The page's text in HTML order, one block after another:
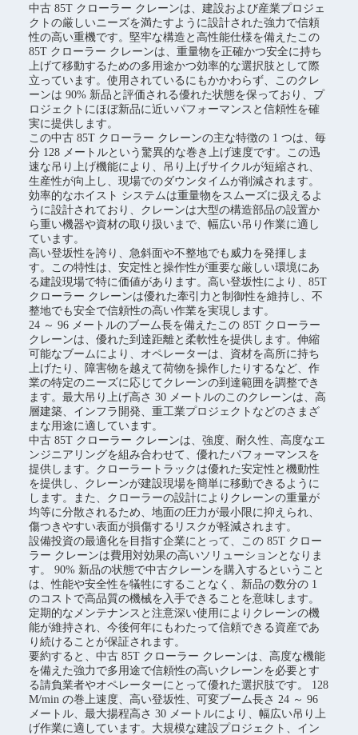
中古 85T クローラー クレーンは、建設および産業プロジェ
クトの厳しいニーズを満たすように設計された強力で信頼
性の高い重機です。堅牢な構造と高性能仕様を備えたこの
85T クローラー クレーンは、重量物を正確かつ安全に持ち
上げて移動するための多用途かつ効率的な選択肢として際
立っています。使用されているにもかかわらず、このクレ
ーンは 90% 新品と評価される優れた状態を保っており、プ
ロジェクトにほぼ新品に近いパフォーマンスと信頼性を確
実に提供します。
この中古 85T クローラー クレーンの主な特徴の 1 つは、毎
分 128 メートルという驚異的な巻き上げ速度です。この迅
速な吊り上げ機能により、吊り上げサイクルが短縮され、
生産性が向上し、現場でのダウンタイムが削減されます。
効率的なホイスト システムは重量物をスムーズに扱えるよ
うに設計されており、クレーンは大型の構造部品の設置か
ら重い機器や資材の取り扱いまで、幅広い吊り作業に適し
ています。
高い登坂性を誇り、急斜面や不整地でも威力を発揮しま
す。この特性は、安定性と操作性が重要な厳しい環境にあ
る建設現場で特に価値があります。高い登坂性により、85T
クローラー クレーンは優れた牽引力と制御性を維持し、不
整地でも安全で信頼性の高い作業を実現します。
24 ～ 96 メートルのブーム長を備えたこの 85T クローラー
クレーンは、優れた到達距離と柔軟性を提供します。伸縮
可能なブームにより、オペレーターは、資材を高所に持ち
上げたり、障害物を越えて荷物を操作したりするなど、作
業の特定のニーズに応じてクレーンの到達範囲を調整でき
ます。最大吊り上げ高さ 30 メートルのこのクレーンは、高
層建築、インフラ開発、重工業プロジェクトなどのさまざ
まな用途に適しています。
中古 85T クローラー クレーンは、強度、耐久性、高度なエ
ンジニアリングを組み合わせて、優れたパフォーマンスを
提供します。クローラートラックは優れた安定性と機動性
を提供し、クレーンが建設現場を簡単に移動できるように
します。また、クローラーの設計によりクレーンの重量が
均等に分散されるため、地面の圧力が最小限に抑えられ、
傷つきやすい表面が損傷するリスクが軽減されます。
設備投資の最適化を目指す企業にとって、この 85T クロー
ラー クレーンは費用対効果の高いソリューションとなりま
す。 90% 新品の状態で中古クレーンを購入するということ
は、性能や安全性を犠牲にすることなく、新品の数分の 1
のコストで高品質の機械を入手できることを意味します。
定期的なメンテナンスと注意深い使用によりクレーンの機
能が維持され、今後何年にもわたって信頼できる資産であ
り続けることが保証されます。
要約すると、中古 85T クローラー クレーンは、高度な機能
を備えた強力で多用途で信頼性の高いクレーンを必要とす
る請負業者やオペレーターにとって優れた選択肢です。 128
M/min の巻上速度、高い登坂性、可変ブーム長さ 24 ～ 96
メートル、最大揚程高さ 30 メートルにより、幅広い吊り上
げ作業に適しています。大規模な建設プロジェクト、イン